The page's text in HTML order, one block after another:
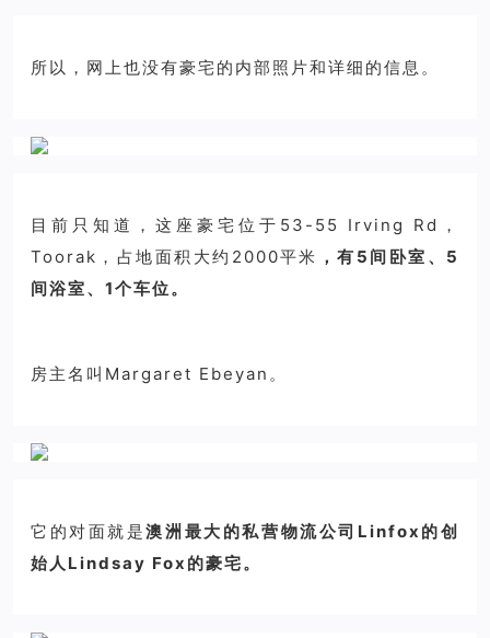
所以，网上也没有豪宅的内部照片和详细的信息。
目前只知道，这座豪宅位于53-55 Irving Rd，
Toorak，占地面积大约2000平米 ，有5间卧室、5
间浴室、1个车位。
房主名叫Margaret Ebeyan。
它的对面就是澳洲最大的私营物流公司Linfox的创
始人Lindsay Fox的豪宅。